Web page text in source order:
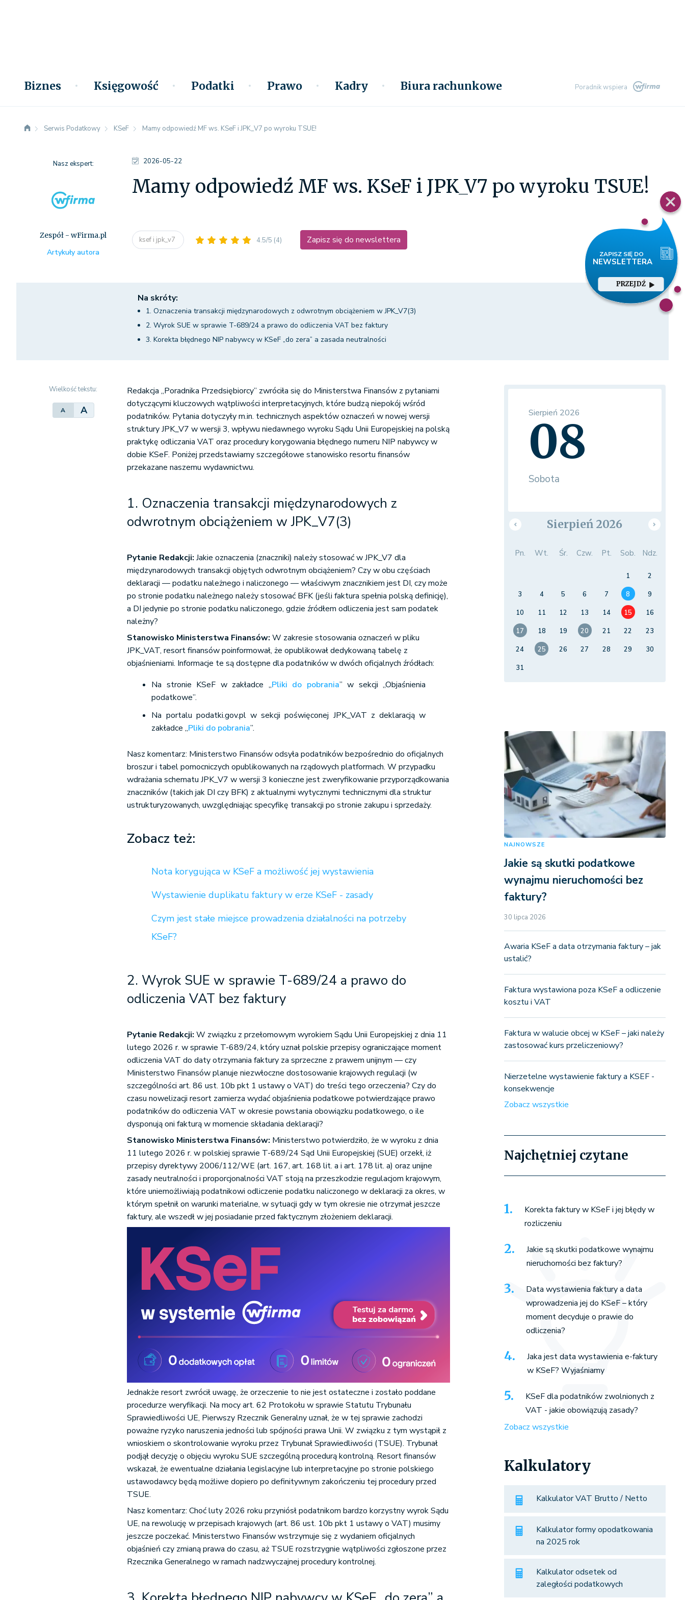
Biznes Księgowość Podatki Prawo Kadry Biura rachunkowe Poradnik wspiera
PRZEJDŹ
Serwis Podatkowy KSeF Mamy odpowiedź MF ws. KSeF i JPK_V7 po wyroku TSUE!
2026-05-22
Mamy odpowiedź MF ws. KSeF i JPK_V7 po wyroku TSUE!
ksef i jpk_v7 4.5/5 (4) Zapisz się do newslettera
Nasz ekspert:
Zespół - wFirma.pl
Artykuły autora
Na skróty:
1. Oznaczenia transakcji międzynarodowych z odwrotnym obciążeniem w JPK_V7(3)
2. Wyrok SUE w sprawie T-689/24 a prawo do odliczenia VAT bez faktury
3. Korekta błędnego NIP nabywcy w KSeF „do zera” a zasada neutralności
Wielkość tekstu:
A A
Redakcja „Poradnika Przedsiębiorcy” zwróciła się do Ministerstwa Finansów z pytaniami
dotyczącymi kluczowych wątpliwości interpretacyjnych, które budzą niepokój wśród
podatników. Pytania dotyczyły m.in. technicznych aspektów oznaczeń w nowej wersji
struktury JPK_V7 w wersji 3, wpływu niedawnego wyroku Sądu Unii Europejskiej na polską
praktykę odliczania VAT oraz procedury korygowania błędnego numeru NIP nabywcy w
dobie KSeF. Poniżej przedstawiamy szczegółowe stanowisko resortu finansów
przekazane naszemu wydawnictwu.
1. Oznaczenia transakcji międzynarodowych z
odwrotnym obciążeniem w JPK_V7(3)
Pytanie Redakcji:Jakie oznaczenia (znaczniki) należy stosować w JPK_V7 dla
międzynarodowych transakcji objętych odwrotnym obciążeniem? Czy w obu częściach
deklaracji — podatku należnego i naliczonego — właściwym znacznikiem jest DI, czy może
po stronie podatku należnego należy stosować BFK (jeśli faktura spełnia polską definicję),
a DI jedynie po stronie podatku naliczonego, gdzie źródłem odliczenia jest sam podatek
należny?
Stanowisko Ministerstwa Finansów: W zakresie stosowania oznaczeń w pliku
JPK_VAT, resort finansów poinformował, że opublikował dedykowaną tabelę z
objaśnieniami. Informacje te są dostępne dla podatników w dwóch oficjalnych źródłach:
Na stronie KSeF w zakładce „Pliki do pobrania” w sekcji „Objaśnienia
podatkowe”.
Na portalu podatki.gov.pl w sekcji poświęconej JPK_VAT z deklaracją w
zakładce „Pliki do pobrania”.
Nasz komentarz: Ministerstwo Finansów odsyła podatników bezpośrednio do oficjalnych
broszur i tabel pomocniczych opublikowanych na rządowych platformach. W przypadku
wdrażania schematu JPK_V7 w wersji 3 konieczne jest zweryfikowanie przyporządkowania
znaczników (takich jak DI czy BFK) z aktualnymi wytycznymi technicznymi dla struktur
ustrukturyzowanych, uwzględniając specyfikę transakcji po stronie zakupu i sprzedaży.
Zobacz też:
Nota korygująca w KSeF a możliwość jej wystawienia
Wystawienie duplikatu faktury w erze KSeF - zasady
Czym jest stałe miejsce prowadzenia działalności na potrzeby
KSeF?
2. Wyrok SUE w sprawie T-689/24 a prawo do
odliczenia VAT bez faktury
Pytanie Redakcji:W związku z przełomowym wyrokiem Sądu Unii Europejskiej z dnia 11
lutego 2026 r. w sprawie T-689/24, który uznał polskie przepisy ograniczające moment
odliczenia VAT do daty otrzymania faktury za sprzeczne z prawem unijnym — czy
Ministerstwo Finansów planuje niezwłoczne dostosowanie krajowych regulacji (w
szczególności art. 86 ust. 10b pkt 1 ustawy o VAT) do treści tego orzeczenia? Czy do
czasu nowelizacji resort zamierza wydać objaśnienia podatkowe potwierdzające prawo
podatników do odliczenia VAT w okresie powstania obowiązku podatkowego, o ile
dysponują oni fakturą w momencie składania deklaracji?
Stanowisko Ministerstwa Finansów: Ministerstwo potwierdziło, że w wyroku z dnia
11 lutego 2026 r. w polskiej sprawie T-689/24 Sąd Unii Europejskiej (SUE) orzekł, iż
przepisy dyrektywy 2006/112/WE (art. 167, art. 168 lit. a i art. 178 lit. a) oraz unijne
zasady neutralności i proporcjonalności VAT stoją na przeszkodzie regulacjom krajowym,
które uniemożliwiają podatnikowi odliczenie podatku naliczonego w deklaracji za okres, w
którym spełnił on warunki materialne, w sytuacji gdy w tym okresie nie otrzymał jeszcze
faktury, ale wszedł w jej posiadanie przed faktycznym złożeniem deklaracji.
Jednakże resort zwrócił uwagę, że orzeczenie to nie jest ostateczne i zostało poddane
procedurze weryfikacji. Na mocy art. 62 Protokołu w sprawie Statutu Trybunału
Sprawiedliwości UE, Pierwszy Rzecznik Generalny uznał, że w tej sprawie zachodzi
poważne ryzyko naruszenia jedności lub spójności prawa Unii. W związku z tym wystąpił z
wnioskiem o skontrolowanie wyroku przez Trybunał Sprawiedliwości (TSUE). Trybunał
podjął decyzję o objęciu wyroku SUE szczególną procedurą kontrolną. Resort finansów
wskazał, że ewentualne działania legislacyjne lub interpretacyjne po stronie polskiego
ustawodawcy będą możliwe dopiero po definitywnym zakończeniu tej procedury przed
TSUE.
Nasz komentarz: Choć luty 2026 roku przyniósł podatnikom bardzo korzystny wyrok Sądu
UE, na rewolucję w przepisach krajowych (art. 86 ust. 10b pkt 1 ustawy o VAT) musimy
jeszcze poczekać. Ministerstwo Finansów wstrzymuje się z wydaniem oficjalnych
objaśnień czy zmianą prawa do czasu, aż TSUE rozstrzygnie wątpliwości zgłoszone przez
Rzecznika Generalnego w ramach nadzwyczajnej procedury kontrolnej.
Sierpień 2026
08
Sobota
Sierpień 2026
Pn. Wt. Śr. Czw. Pt. Sob. Ndz.
1
2
3
4 5 6 7 8
9
10
11 12 13 14 15
16
17
18 19 20 21 22
23
24
25 26 27 28 29
30
31
NAJNOWSZE
Jakie są skutki podatkowe
wynajmu nieruchomości bez
faktury?
30 lipca 2026
Awaria KSeF a data otrzymania faktury – jak
ustalić?
Faktura wystawiona poza KSeF a odliczenie
kosztu i VAT
Faktura w walucie obcej w KSeF – jaki należy
zastosować kurs przeliczeniowy?
Nierzetelne wystawienie faktury a KSEF -
konsekwencje
Zobacz wszystkie
Najchętniej czytane
Korekta faktury w KSeF i jej błędy w
rozliczeniu
Jakie są skutki podatkowe wynajmu
nieruchomości bez faktury?
Data wystawienia faktury a data
wprowadzenia jej do KSeF – który
moment decyduje o prawie do
odliczenia?
Jaka jest data wystawienia e-faktury
w KSeF? Wyjaśniamy
KSeF dla podatników zwolnionych z
VAT - jakie obowiązują zasady?
Zobacz wszystkie
Kalkulatory
Kalkulator VAT Brutto / Netto
Kalkulator formy opodatkowania
na 2025 rok
Kalkulator odsetek od
zaległości podatkowych